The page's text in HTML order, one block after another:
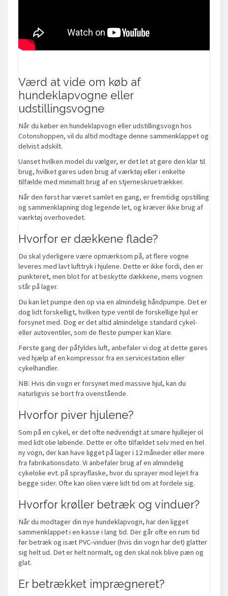
Værd at vide om køb af
hundeklapvogne eller
udstillingsvogne
Når du køber en hundeklapvogn eller udstillingsvogn hos
Cotonshoppen, vil du altid modtage denne sammenklappet og
delvist adskilt.
Uanset hvilken model du vælger, er det let at gøre den klar til
brug, hvilket gøres uden brug af værktøj eller i enkelte
tilfælde med minimalt brug af en stjerneskruetrækker.
Når den først har været samlet en gang, er fremtidig opstilling
og sammenklapning dog legende let, og kræver ikke brug af
værktøj overhovedet.
Hvorfor er dækkene flade?
Du skal yderligere være opmærksom på, at flere vogne
leveres med lavt lufttryk i hjulene. Dette er ikke fordi, den er
punkteret, men blot for at beskytte dækkene, mens vognen
står på lager.
Du kan let pumpe den op via en almindelig håndpumpe. Det er
dog lidt forskelligt, hvilken type ventil de forskellige hjul er
forsynet med. Dog er det altid almindelige standard cykel-
eller autoventiler, som de fleste pumper kan klare.
Første gang der påfyldes luft, anbefaler vi dog at dette gøres
ved hjælp af en kompressor fra en servicestation eller
cykelhandler.
NB: Hvis din vogn er forsynet med massive hjul, kan du
naturligvis se bort fra ovenstående.
Hvorfor piver hjulene?
Som på en cykel, er det ofte nødvendigt at smøre hjullejer ol
med lidt olie løbende. Dette er ofte tilfældet selv med en hel
ny vogn, der kan have ligget på lager i 12 måneder eller mere
fra fabrikationsdato. Vi anbefaler brug af en almindelig
cykelolie evt. på sprayflaske, hvor du sprayer mod lejet fra
begge sider. Ofte kan olien være lidt tid om at fordele sig.
Hvorfor krøller betræk og vinduer?
Når du modtager din nye hundeklapvogn, har den ligget
sammenklappet i en kasse i lang tid. Der går ofte en rum tid
før betræk og isæt PVC-vinduer (hvis din vogn har det) glatter
sig helt ud. Det er helt normalt, og den skal nok blive pæn og
glat.
Er betrækket imprægneret?